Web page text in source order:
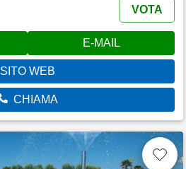
VOTA
E-MAIL
SITO WEB
CHIAMA